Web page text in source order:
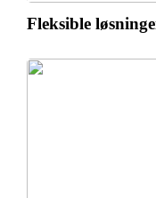
Fleksible